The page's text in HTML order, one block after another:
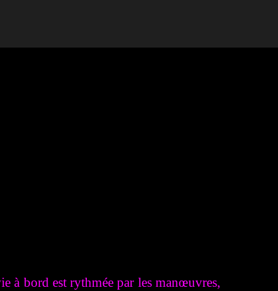
à bord est rythmée par les manœuvres,